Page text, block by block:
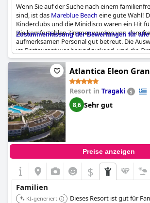
Wenn Sie auf der Suche nach einem
sind, ist das Mareblue Beach eine gute Wahl!
Kinderclubs und die Minidisco waren ein Hit
Die komfortablen Zimmer wurden von dem
aufmerksamen Personal gut betreut. Die
im Restaurant war beeindruckend, und die
auch zu Stoßzeiten effizient. Das Hotel bietet
mit einem täglichen Animationsprogramm für
Aktivitäten für alle Altersgruppen. Wenn Sie
unterwegs sind, ist dies ein perfektes Ziel.
Wermutstropfen: Einige Rezensenten waren
es mehr Aktivitäten speziell für Kinder hätte
einige fanden das Essen im Restaurant zu
wurde das Hotel jedoch für seine
gelobt.
Zusammenfassung der Bewertungen für
Atlantica Eleon
Resort in Tragaki
8,6 Sehr gut
Preise anzeigen
$
Familien
KI-generiert
Dieses Resort ist gut für